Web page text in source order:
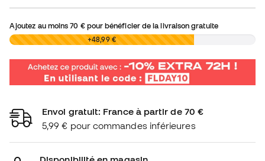
Ajoutez au moins70 €pour bénéficier de la livraison gratuite
0,00 € +48,99 €
Envoi gratuit: France à partir de 70 €
5,99 € pour commandes inférieures